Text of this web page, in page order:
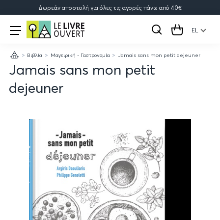
Δωρεάν αποστολή για όλες τις αγορές πάνω από 40€
Le
Livre
Ouvert
Open
menu
ΑναζήτησηCart EL
ΚεντρικήΒιβλία Μαγειρική - Γαστρονομία Jamais sans mon petit dejeuner
Jamais sans mon petit
dejeuner